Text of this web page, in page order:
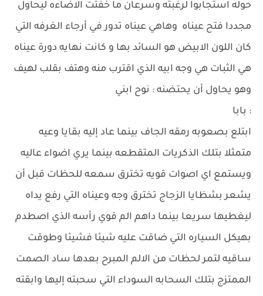
حوله استجابوا لرغبته وسرعان ما خفتت الاضاءه ليحاول
مجددا فتح عيناه وهاهي عيناه تدور في أرجاء الغرفه التي
كان اللون الابيض هو السائد بها و كانت نهايه دورة عيناه
هي الثبات هي وجه ابيه الذي اقترب منه وهتف بقلب لهيف
وهو يحاول أن يحتضنه : نوح ابني
: بابا
ابتلع بصعوبه رمقه الجاف بينما عاد إليه بقايا وعيه
متمثلا بتلك الذكريات المتقطعه بينما يري اضواء عاليه
ويستمع اي اصوات قويه تخترق سمعه للحظات قبل أن
يشعر بشظايا الزجاج تخترق وجه وعيناه التي رفع يداه
ليغطيها سريعا بينما داهم الم قوي رأسه الذي اصطدم
بهيكل السياره التي ضاقت عليه شيئا فشيئا وطوقت
ساقيه لتمر لحظات من الالم المبرح بعدها ساد الصمت
الممتزج بتلك السحابه السوداء التي سحبته إليها وابقته